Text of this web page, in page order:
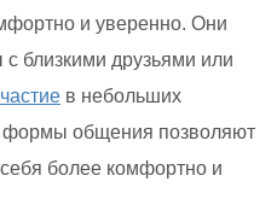
и уверенно. Они
с близкими друзьями или
в небольших
формы общения позволяют
более комфортно и